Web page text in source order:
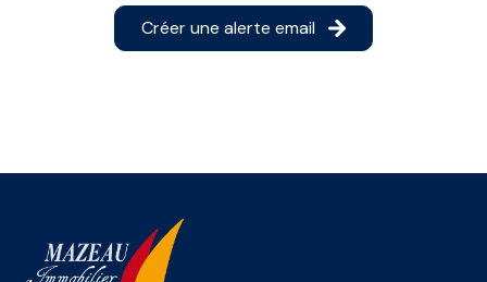
Créer une alerte email